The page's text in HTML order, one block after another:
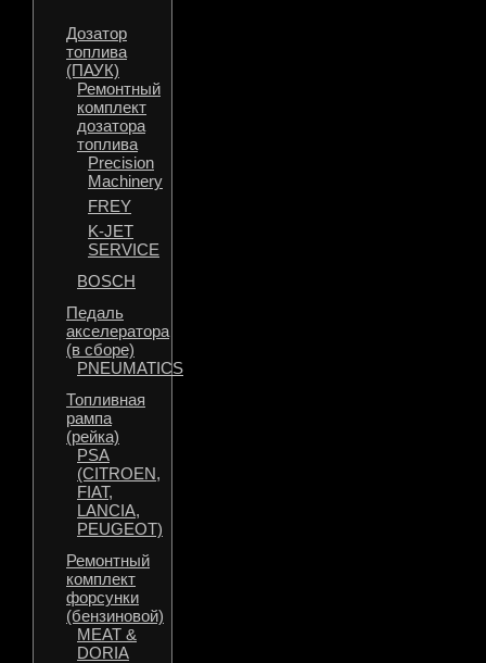
Дозатор
топлива
(ПАУК)
Ремонтный
комплект
дозатора
топлива
Precision
Machinery
FREY
K-JET
SERVICE
BOSCH
Педаль
акселератора
(в сборе)
PNEUMATICS
Топливная
рампа
(рейка)
PSA
(CITROEN,
FIAT,
LANCIA,
PEUGEOT)
Ремонтный
комплект
форсунки
(бензиновой)
MEAT &
DORIA